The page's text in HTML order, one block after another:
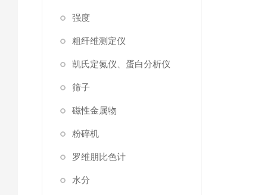
强度
粗纤维测定仪
凯氏定氮仪、蛋白分析仪
筛子
磁性金属物
粉碎机
罗维朋比色计
水分